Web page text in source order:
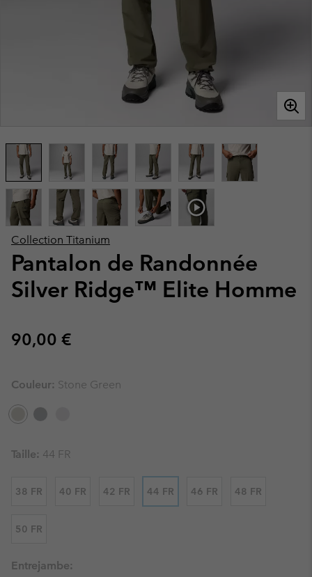
Collection Titanium
Pantalon de Randonnée
Silver Ridge™ Elite Homme
Regular price:
90,00 €
Couleur: Stone Green
Taille: 44 FR
38 FR 40 FR 42 FR 44 FR 46 FR 48 FR
50 FR
Entrejambe: